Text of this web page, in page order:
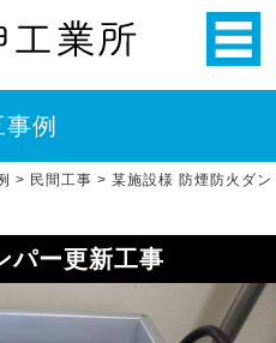
例
> 民間工事 > 某施設様 防煙防火ダン
パー更新工事